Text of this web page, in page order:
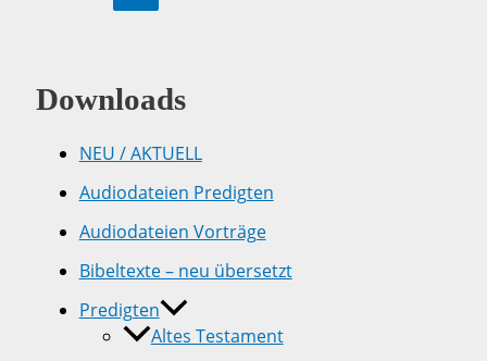
Downloads
NEU / AKTUELL
Audiodateien Predigten
Audiodateien Vorträge
Bibeltexte – neu übersetzt
Predigten
Altes Testament